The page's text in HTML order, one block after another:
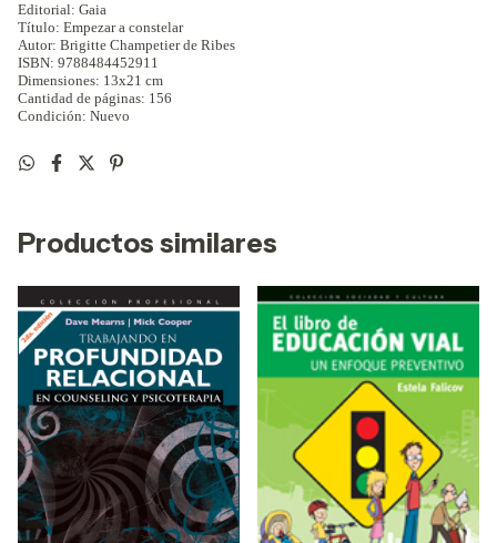
Editorial: Gaia
Título: Empezar a constelar
Autor: Brigitte Champetier de Ribes
ISBN: 9788484452911
Dimensiones: 13x21 cm
Cantidad de páginas: 156
Condición: Nuevo
Productos similares